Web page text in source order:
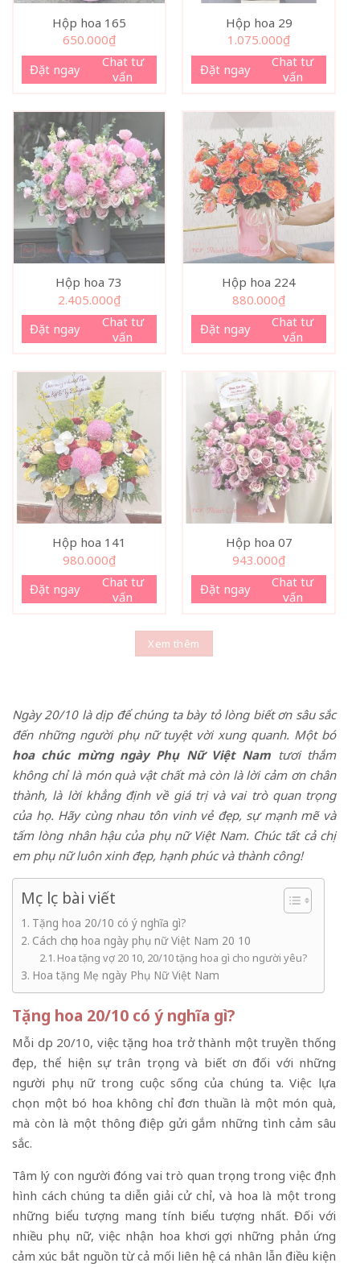
Hộp hoa 165
650.000₫
Đặt ngay
Chat tư
vấn
Hộp hoa 29
1.075.000₫
Đặt ngay
Chat tư
vấn
Hộp hoa 73
2.405.000₫
Đặt ngay
Chat tư
vấn
Hộp hoa 224
880.000₫
Đặt ngay
Chat tư
vấn
Hộp hoa 141
980.000₫
Đặt ngay
Chat tư
vấn
Hộp hoa 07
943.000₫
Đặt ngay
Chat tư
vấn
Xem thêm
Ngày 20/10 là dịp để chúng ta bày tỏ lòng biết ơn sâu sắc
đến những người phụ nữ tuyệt vời xung quanh. Một bó
hoa chúc mừng ngày Phụ Nữ Việt Nam tươi thắm
không chỉ là món quà vật chất mà còn là lời cảm ơn chân
thành, là lời khẳng định về giá trị và vai trò quan trọng
của họ. Hãy cùng nhau tôn vinh vẻ đẹp, sự mạnh mẽ và
tấm lòng nhân hậu của phụ nữ Việt Nam. Chúc tất cả chị
em phụ nữ luôn xinh đẹp, hạnh phúc và thành công!
Mục lục bài viết
Tặng hoa 20/10 có ý nghĩa gì?
Cách chọn hoa ngày phụ nữ Việt Nam 20 10
Hoa tặng vợ 20 10, 20/10 tặng hoa gì cho người yêu?
Hoa tặng Mẹ ngày Phụ Nữ Việt Nam
Tặng hoa 20/10 có ý nghĩa gì?
Mỗi dịp 20/10, việc tặng hoa trở thành một truyền thống
đẹp, thể hiện sự trân trọng và biết ơn đối với những
người phụ nữ trong cuộc sống của chúng ta. Việc lựa
chọn một bó hoa không chỉ đơn thuần là một món quà,
mà còn là một thông điệp gửi gắm những tình cảm sâu
sắc.
Tâm lý con người đóng vai trò quan trọng trong việc định
hình cách chúng ta diễn giải cử chỉ, và hoa là một trong
những biểu tượng mang tính biểu tượng nhất. Đối với
nhiều phụ nữ, việc nhận hoa khơi gợi những phản ứng
cảm xúc bắt nguồn từ cả mối liên hệ cá nhân lẫn điều kiện